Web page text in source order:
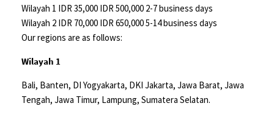
Wilayah 1 IDR 35,000 IDR 500,000 2-7 business days
Wilayah 2 IDR 70,000 IDR 650,000 5-14 business days
Our regions are as follows:
Wilayah 1
Bali, Banten, DI Yogyakarta, DKI Jakarta, Jawa Barat, Jawa
Tengah, Jawa Timur, Lampung, Sumatera Selatan.